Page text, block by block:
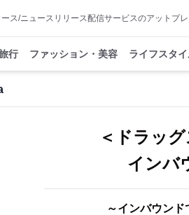
ス/ニュースリリース配信サービスのアットプ
行 ファッション・美容 ライフスタ
＜ドラッ
インバ
～インバウン